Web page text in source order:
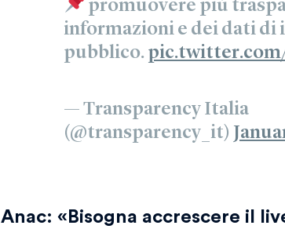
promuovere più
informazioni e dei dati di
pubblico.
— Transparency Italia
(@transparency_it)
Anac: «Bisogna accrescere il